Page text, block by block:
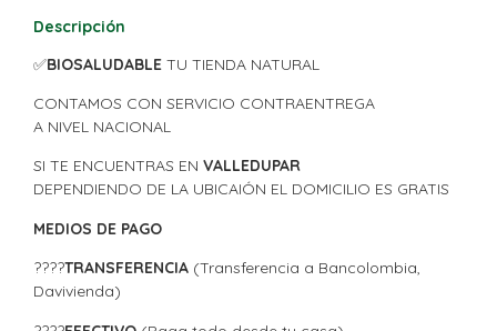
Descripción
✅BIOSALUDABLE TU TIENDA NATURAL
CONTAMOS CON SERVICIO CONTRAENTREGA
A NIVEL NACIONAL
SI TE ENCUENTRAS EN VALLEDUPAR
DEPENDIENDO DE LA UBICAIÓN EL DOMICILIO ES GRATIS
MEDIOS DE PAGO
????TRANSFERENCIA (Transferencia a Bancolombia,
Davivienda)